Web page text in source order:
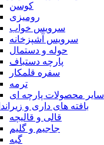
کوسن
رومیزی
سرویس خواب
سرویس آشپزخانه
حوله و دستمال
پارچه دستباف
سفره قلمکار
ترمه
سایر محصولات پارچه ای
بافته های داری و
قالی و قالیچه
جاجیم و گلیم
گبه